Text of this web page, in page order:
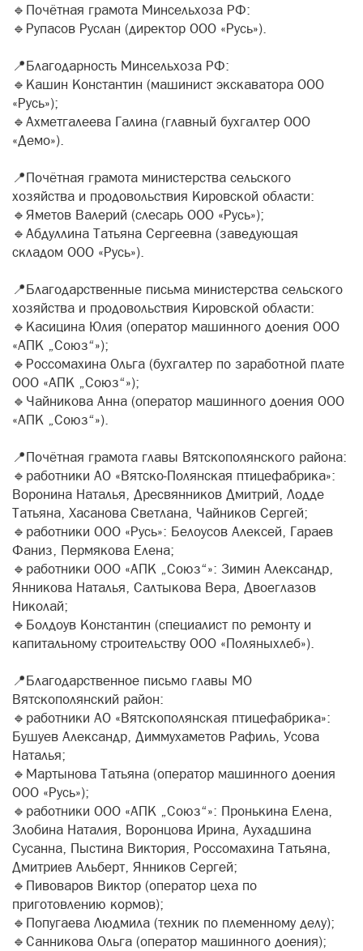
🔹Почётная грамота Минсельхоза РФ:
🔹Рупасов Руслан (директор ООО «Русь»).
📍Благодарность Минсельхоза РФ:
🔹Кашин Константин (машинист экскаватора ООО
«Русь»);
🔹Ахметгалеева Галина (главный бухгалтер ООО
«Демо»).
📍Почётная грамота министерства сельского
хозяйства и продовольствия Кировской области:
🔹Яметов Валерий (слесарь ООО «Русь»);
🔹Абдуллина Татьяна Сергеевна (заведующая
складом ООО «Русь»).
📍Благодарственные письма министерства сельского
хозяйства и продовольствия Кировской области:
🔹Касицина Юлия (оператор машинного доения ООО
«АПК „Союз“»);
🔹Россомахина Ольга (бухгалтер по заработной плате
ООО «АПК „Союз“»);
🔹Чайникова Анна (оператор машинного доения ООО
«АПК „Союз“»).
📍Почётная грамота главы Вятскополянского района:
🔹работники АО «Вятско‑Полянская птицефабрика»:
Воронина Наталья, Дресвянников Дмитрий, Лодде
Татьяна, Хасанова Светлана, Чайников Сергей;
🔹работники ООО «Русь»: Белоусов Алексей, Гараев
Фаниз, Пермякова Елена;
🔹работники ООО «АПК „Союз“»: Зимин Александр,
Янникова Наталья, Салтыкова Вера, Двоеглазов
Николай;
🔹Болдоув Константин (специалист по ремонту и
капитальному строительству ООО «Поляныхлеб»).
📍Благодарственное письмо главы МО
Вятскополянский район:
🔹работники АО «Вятскополянская птицефабрика»:
Бушуев Александр, Диммухаметов Рафиль, Усова
Наталья;
🔹Мартынова Татьяна (оператор машинного доения
ООО «Русь»);
🔹работники ООО «АПК „Союз“»: Пронькина Елена,
Злобина Наталия, Воронцова Ирина, Аухадшина
Сусанна, Пыстина Виктория, Россомахина Татьяна,
Дмитриев Альберт, Янников Сергей;
🔹Пивоваров Виктор (оператор цеха по
приготовлению кормов);
🔹Попугаева Людмила (техник по племенному делу);
🔹Санникова Ольга (оператор машинного доения);